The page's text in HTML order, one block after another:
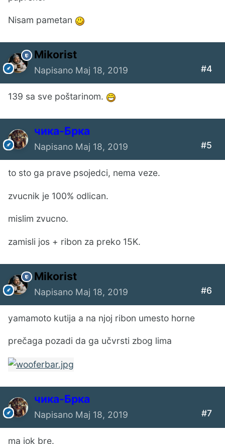
Nisam pametan
Mikorist
Napisano Maj 18, 2019 #4
139 sa sve poštarinom.
чика-Брка
Napisano Maj 18, 2019 #5
to sto ga prave psojedci, nema veze.
zvucnik je 100% odlican.
mislim zvucno.
zamisli jos + ribon za preko 15K.
Mikorist
Napisano Maj 18, 2019 #6
yamamoto kutija a na njoj ribon umesto horne
prečaga pozadi da ga učvrsti zbog lima
чика-Брка
Napisano Maj 18, 2019 #7
ma jok bre.